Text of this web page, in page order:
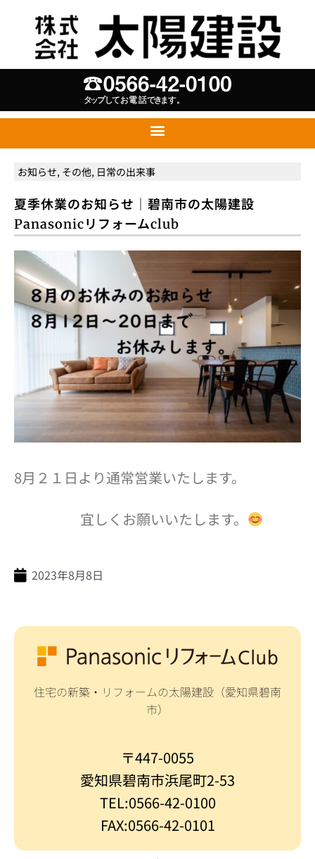
お知らせ, その他, 日常の出来事
夏季休業のお知らせ｜碧南市の太陽建設
Panasonicリフォームclub
8月２１日より通常営業いたします。
宜しくお願いいたします。
2023年8月8日
住宅の新築・リフォームの太陽建設（愛知県碧南
市）
〒447-0055
愛知県碧南市浜尾町2-53
TEL:0566-42-0100
FAX:0566-42-0101